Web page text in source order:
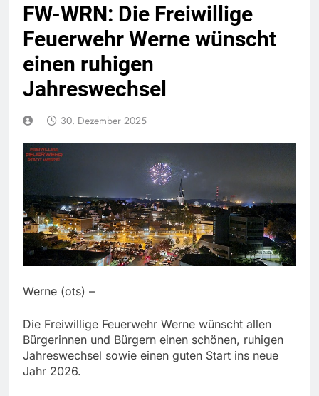
FW-WRN: Die Freiwillige
Feuerwehr Werne wünscht
einen ruhigen
Jahreswechsel
30. Dezember 2025
Werne (ots) –
Die Freiwillige Feuerwehr Werne wünscht allen
Bürgerinnen und Bürgern einen schönen, ruhigen
Jahreswechsel sowie einen guten Start ins neue
Jahr 2026.